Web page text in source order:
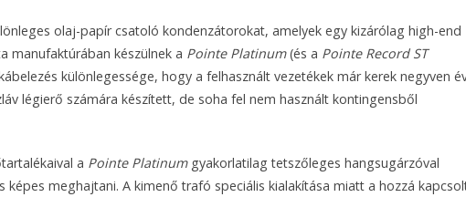
olaj-papír csatoló kondenzátorokat, amelyek egy kizárólag high-end
manufaktúrában készülnek a Pointe Platinum(és a Pointe Record ST
különlegessége, hogy a felhasznált vezetékek már kerek negyven
légierő számára készített, de soha fel nem használt kontingensből
a Pointe Platinumgyakorlatilag tetszőleges hangsugárzóval
meghajtani. A kimenő trafó speciális kialakítása miatt a hozzá